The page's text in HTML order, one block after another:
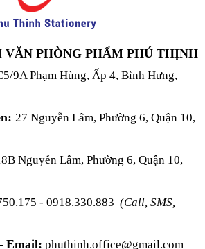
VĂN PHÒNG PHẨM PHÚ THỊNH
9A Phạm Hùng, Ấp 4, Bình Hưng,
27 Nguyễn Lâm, Phường 6, Quận 10,
Nguyễn Lâm, Phường 6, Quận 10,
- 0918.330.883 (Call, SMS,
Email: phuthinh.office@gmail.com